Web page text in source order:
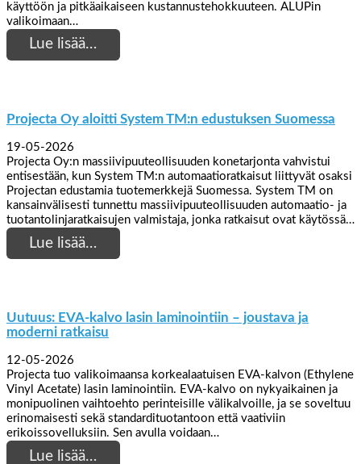
käyttöön ja pitkäaikaiseen kustannustehokkuuteen. ALUPin
valikoimaan…
Lue lisää…
Projecta Oy aloitti System TM:n edustuksen Suomessa
19-05-2026
Projecta Oy:n massiivipuuteollisuuden konetarjonta vahvistui
entisestään, kun System TM:n automaatioratkaisut liittyvät osaksi
Projectan edustamia tuotemerkkejä Suomessa. System TM on
kansainvälisesti tunnettu massiivipuuteollisuuden automaatio- ja
tuotantolinjaratkaisujen valmistaja, jonka ratkaisut ovat käytössä…
Lue lisää…
Uutuus: EVA-kalvo lasin laminointiin – joustava ja
moderni ratkaisu
12-05-2026
Projecta tuo valikoimaansa korkealaatuisen EVA-kalvon (Ethylene
Vinyl Acetate) lasin laminointiin. EVA-kalvo on nykyaikainen ja
monipuolinen vaihtoehto perinteisille välikalvoille, ja se soveltuu
erinomaisesti sekä standardituotantoon että vaativiin
erikoissovelluksiin. Sen avulla voidaan…
Lue lisää…